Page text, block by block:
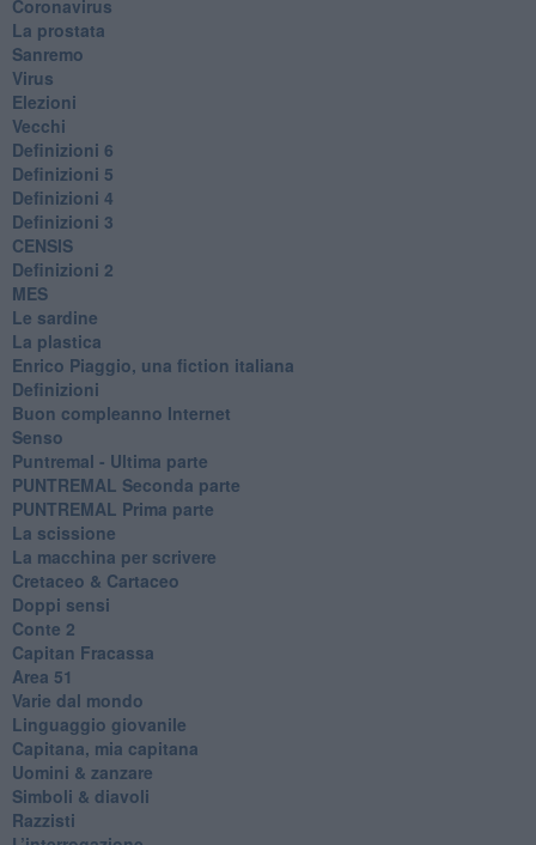
Coronavirus
La prostata
Sanremo
Virus
Elezioni
Vecchi
Definizioni 6
Definizioni 5
Definizioni 4
Definizioni 3
CENSIS
​Definizioni 2
MES
Le sardine
La plastica
​Enrico Piaggio, una fiction italiana
Definizioni
​Buon compleanno Internet
Senso
Puntremal - Ultima parte
PUNTREMAL Seconda parte
​PUNTREMAL Prima parte
La scissione
La macchina per scrivere
Cretaceo & Cartaceo
Doppi sensi
​Conte 2
​Capitan Fracassa
​Area 51
Varie dal mondo
​Linguaggio giovanile
​Capitana, mia capitana
Uomini & zanzare
​Simboli & diavoli
Razzisti